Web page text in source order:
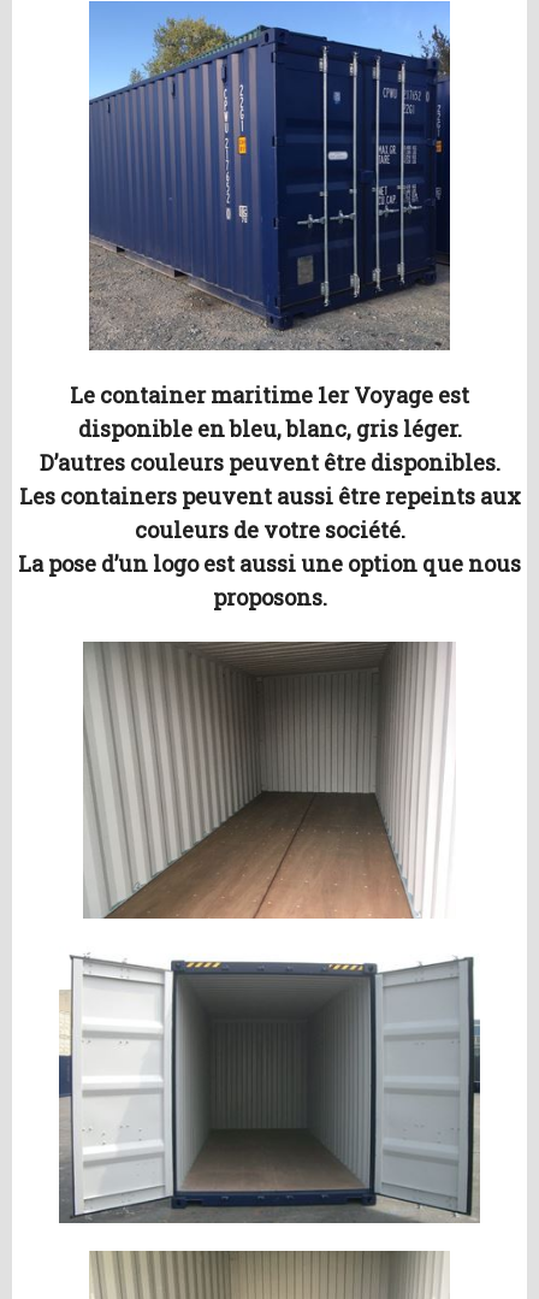
Le container maritime 1er Voyage est
disponible en bleu, blanc, gris léger.
D’autres couleurs peuvent être disponibles.
Les containers peuvent aussi être repeints aux
couleurs de votre société.
La pose d’un logo est aussi une option que nous
proposons.